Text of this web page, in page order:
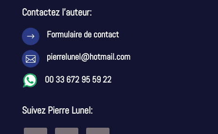
Contactez l’auteur:
$ Formulaire de contact
 pierrelunel@hotmail.com
00 33 672 95 59 22
Suivez Pierre Lunel: